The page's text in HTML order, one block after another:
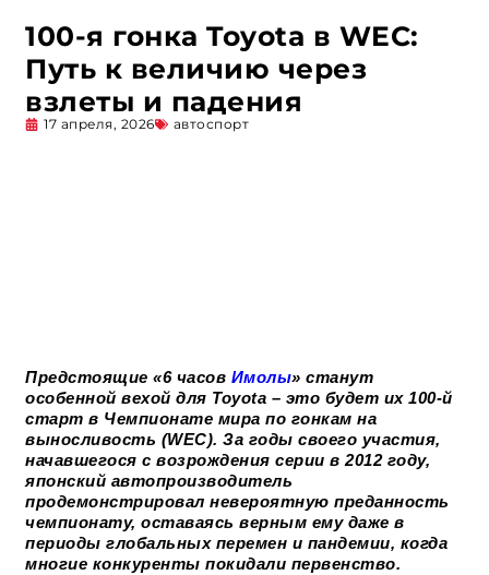
100-я гонка Toyota в WEC:
Путь к величию через
взлеты и падения
17 апреля, 2026 автоспорт
Предстоящие «6 часов Имолы» станут
особенной вехой для Toyota – это будет их 100-й
старт в Чемпионате мира по гонкам на
выносливость (WEC). За годы своего участия,
начавшегося с возрождения серии в 2012 году,
японский автопроизводитель
продемонстрировал невероятную преданность
чемпионату, оставаясь верным ему даже в
периоды глобальных перемен и пандемии, когда
многие конкуренты покидали первенство.